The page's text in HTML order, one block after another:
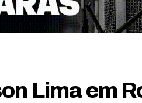
Lima em